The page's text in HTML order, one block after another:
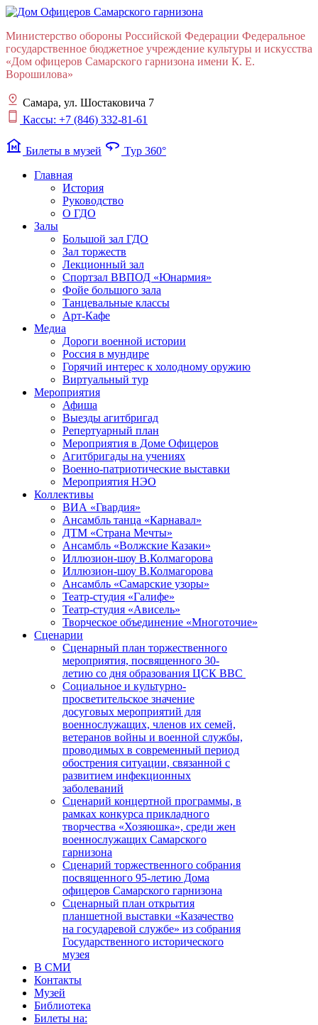
Министерство обороны Российской Федерации Федеральное
государственное бюджетное учреждение культуры и искусства
«Дом офицеров Cамарского гарнизона имени К. Е.
Ворошилова»
Самара, ул. Шостаковича 7
Кассы: +7 (846) 332-81-61
museum Билеты в музей 360 Тур 360°
Главная
История
Руководство
О ГДО
Залы
Большой зал ГДО
Зал торжеств
Лекционный зал
Cпортзал ВВПОД «Юнармия»
Фойе большого зала
Танцевальные классы
Арт-Кафе
Медиа
Дороги военной истории
Россия в мундире
Горячий интерес к холодному оружию
Виртуальный тур
Мероприятия
Афиша
Выезды агитбригад
Репертуарный план
Мероприятия в Доме Офицеров
Агитбригады на учениях
Военно-патриотические выставки
Мероприятия НЭО
Коллективы
ВИА «Гвардия»
Ансамбль танца «Карнавал»
ДТМ «Страна Мечты»
Ансамбль «Волжские Казаки»
Иллюзион-шоу В.Колмагорова
Иллюзион-шоу В.Колмагорова
Ансамбль «Самарские узоры»
Театр-студия «Галифе»
Театр-студия «Ависель»
Творческое объединение «Многоточие»
Сценарии
Сценарный план торжественного
мероприятия, посвященного 30-
летию со дня образования ЦСК ВВС
Социальное и культурно-
просветительское значение
досуговых мероприятий для
военнослужащих, членов их семей,
ветеранов войны и военной службы,
проводимых в современный период
обострения ситуации, связанной с
развитием инфекционных
заболеваний
Сценарий концертной программы, в
рамках конкурса прикладного
творчества «Хозяюшка», среди жен
военнослужащих Самарского
гарнизона
Сценарий торжественного собрания
посвященного 95-летию Дома
офицеров Самарского гарнизона
Сценарный план открытия
планшетной выставки «Казачество
на государевой службе» из собрания
Государственного исторического
музея
В СМИ
Контакты
Музей
Библиотека
Билеты на: